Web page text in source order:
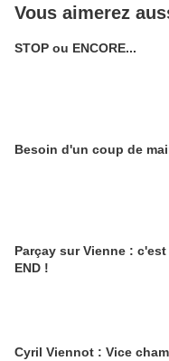
Vous aimerez
STOP ou ENCORE...
Besoin d'un coup de
Parçay sur Vienne : c'est
END !
Cyril Viennot : Vice